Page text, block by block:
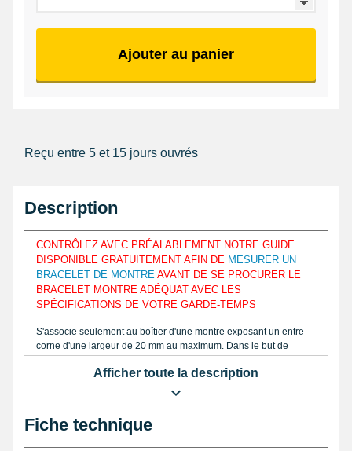
Ajouter au panier
Reçu entre 5 et 15 jours ouvrés
Description
CONTRÔLEZ AVEC PRÉALABLEMENT NOTRE GUIDE
DISPONIBLE GRATUITEMENT AFIN DE MESURER UN
BRACELET DE MONTRE AVANT DE SE PROCURER LE
BRACELET MONTRE ADÉQUAT AVEC LES
SPÉCIFICATIONS DE VOTRE GARDE-TEMPS
S'associe seulement au boîtier d'une montre exposant un entre-
corne d'une largeur de 20 mm au maximum. Dans le but de
horloger 20 mm est conçu en nylon. Avec un pied à coulisse
une règle identique à notre guide disponible sur notre site
à réparer. Comptant une attache ardillon, le produit 20 mm est
composé grâce à du nylon.
Afficher toute la description
Fiche technique